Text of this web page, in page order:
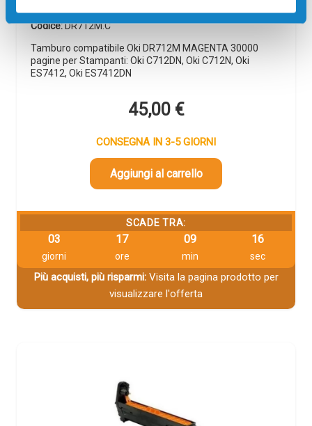
Codice:DR712M.C
Tamburo compatibile Oki DR712M MAGENTA 30000
pagine per Stampanti: Oki C712DN, Oki C712N, Oki
ES7412, Oki ES7412DN
45,00 €
CONSEGNA IN 3-5 GIORNI
Aggiungi al carrello
SCADE TRA:
03
giorni
17
ore
09
min
16
sec
Più acquisti, più risparmi:Visita la pagina prodotto per
visualizzare l'offerta